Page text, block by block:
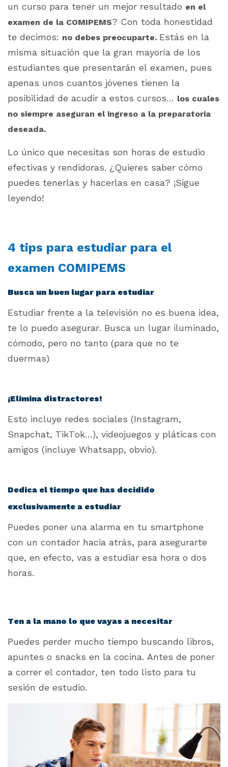
un curso para tener un mejor resultado en el
examen de la COMIPEMS? Con toda honestidad
te decimos: no debes preocuparte. Estás en la
misma situación que la gran mayoría de los
estudiantes que presentarán el examen, pues
apenas unos cuantos jóvenes tienen la
posibilidad de acudir a estos cursos… los cuales
no siempre aseguran el ingreso a la preparatoria
deseada.
Lo único que necesitas son horas de estudio
efectivas y rendidoras. ¿Quieres saber cómo
puedes tenerlas y hacerlas en casa? ¡Sigue
leyendo!
4 tips para estudiar para el
examen COMIPEMS
Busca un buen lugar para estudiar
Estudiar frente a la televisión no es buena idea,
te lo puedo asegurar. Busca un lugar iluminado,
cómodo, pero no tanto (para que no te
duermas)
¡Elimina distractores!
Esto incluye redes sociales (Instagram,
Snapchat, TikTok…), videojuegos y pláticas con
amigos (incluye Whatsapp, obvio).
Dedica el tiempo que has decidido
exclusivamente a estudiar
Puedes poner una alarma en tu smartphone
con un contador hacia atrás, para asegurarte
que, en efecto, vas a estudiar esa hora o dos
horas.
Ten a la mano lo que vayas a necesitar
Puedes perder mucho tiempo buscando libros,
apuntes o snacks en la cocina. Antes de poner
a correr el contador, ten todo listo para tu
sesión de estudio.